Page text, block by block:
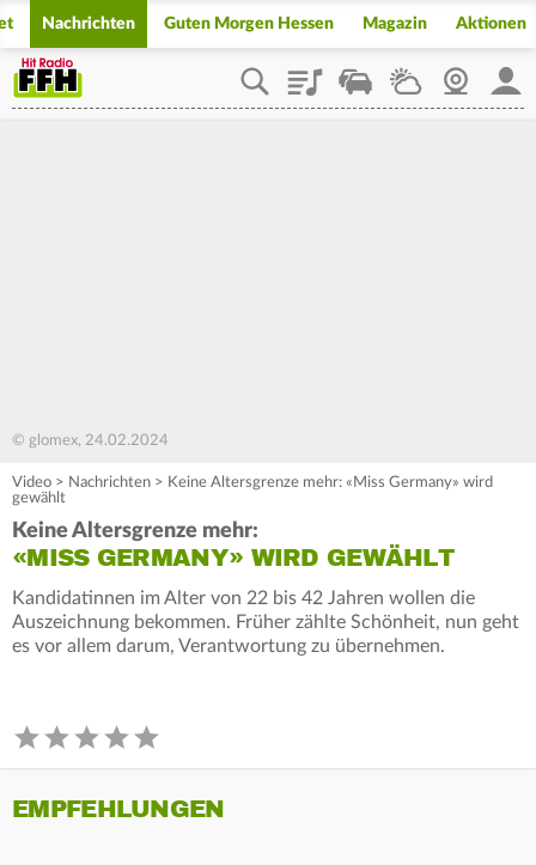
Nachrichten Guten Morgen Hessen Magazin Aktionen
PlaylistStaupilotWetterWebcam
© glomex, 24.02.2024
Video > Nachrichten > Keine Altersgrenze mehr: «Miss Germany» wird
gewählt
Keine Altersgrenze mehr:
«MISS GERMANY» WIRD GEWÄHLT
Kandidatinnen im Alter von 22 bis 42 Jahren wollen die
Auszeichnung bekommen. Früher zählte Schönheit, nun geht
es vor allem darum, Verantwortung zu übernehmen.
EMPFEHLUNGEN